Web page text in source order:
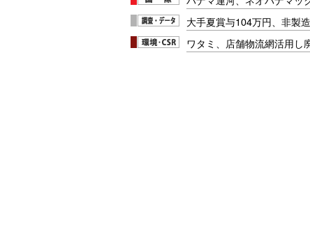
大手夏賞与104万円、非製
ワタミ、店舗物流網活用し